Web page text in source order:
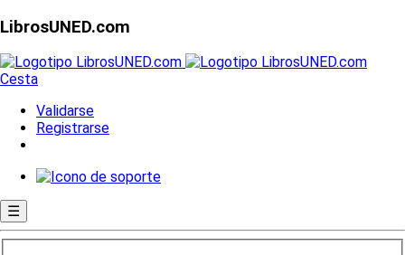
LibrosUNED.com
Cesta
Validarse
Registrarse
☰